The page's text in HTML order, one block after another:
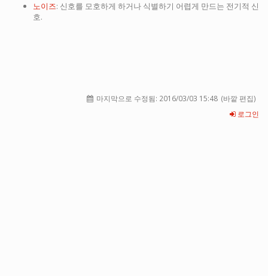
노이즈: 신호를 모호하게 하거나 식별하기 어렵게 만드는 전기적 신
호.
마지막으로 수정됨: 2016/03/03 15:48 (바깥 편집)
로그인